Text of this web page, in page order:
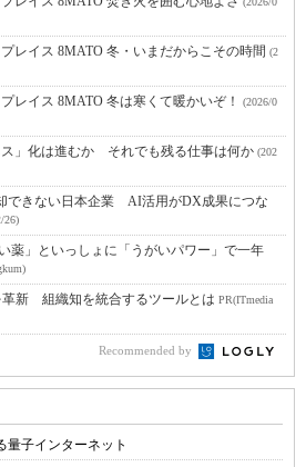
レイス 8MATO 冬・いまだからこその時間 (2
レイス 8MATO 冬は寒くて暖かいぞ！
(2026/0
」化は進むか それでも残る仕事は何か (202
できない日本企業 AI活用がDX成果につな
26)
薬」といっしょに「うがいパワー」で一年
新 組織知を統合するツールとは PR(ITmedia
Recommended by
量子インターネット